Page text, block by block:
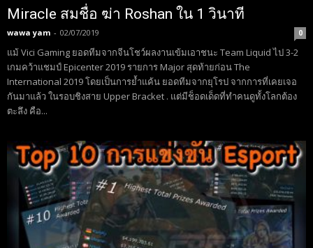
Miracle สมชื่อ ฆ่า Roshan ใน 1 วินาที
wawa yam - 02/07/2019 0
แม้ Vici Gaming ยอดทีมจากจีนโชว์ผลงานเข้มเอาชนะ Team Liquid ไป 3-2
เกมคว้าแชมป์ Epicenter 2019 รายการ Major สุดท้ายก่อน The
International 2019 โดยเป็นการย้ำแค้น ยอดทีมจากยุโรป จากการที่เคยเจอ
กันมาแล้ว ในรอบชิงสาย Upper Bracket . แต่มีช็อดเด็ดที่ทำคนดูทั้งโลกต้อง
ตะลึง คือ...